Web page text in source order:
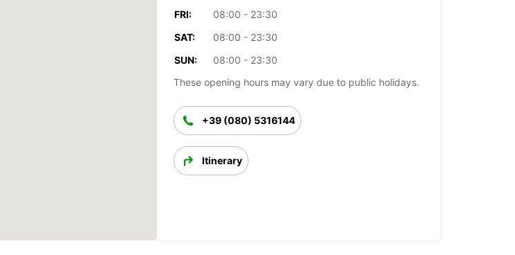
FRI:
08:00 - 23:30
SAT:
08:00 - 23:30
SUN:
08:00 - 23:30
These opening hours may vary due to public holidays.
+39 (080) 5316144
Itinerary